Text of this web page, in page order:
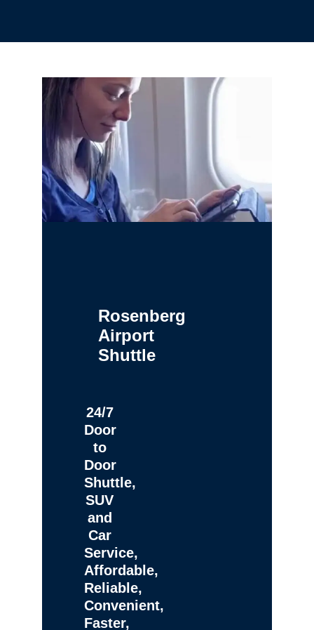
Rosenberg
Airport
Shuttle
24/7
Door
to
Door
Shuttle,
SUV
and
Car
Service,
Affordable,
Reliable,
Convenient,
Faster,